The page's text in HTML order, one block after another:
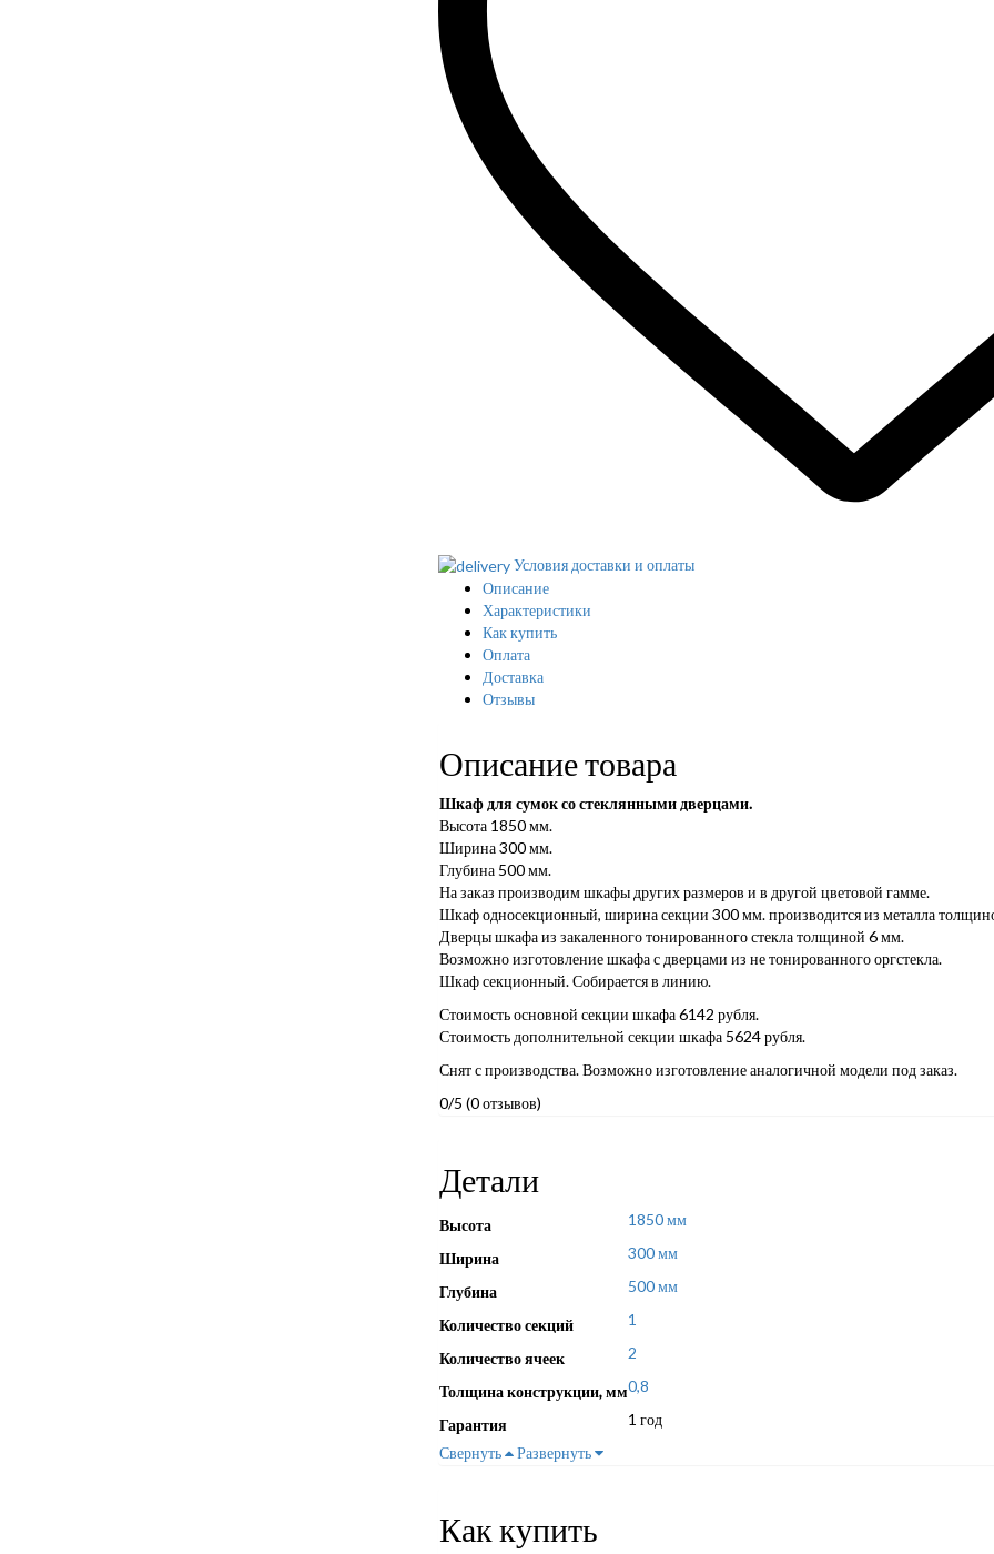
Условия доставки и оплаты
Описание
Характеристики
Как купить
Оплата
Доставка
Отзывы
Описание товара
Шкаф для сумок со стеклянными дверцами.
Высота 1850 мм.
Ширина 300 мм.
Глубина 500 мм.
На заказ производим шкафы других размеров и в другой цветовой гамме.
Шкаф односекционный, ширина секции 300 мм. производится из металла
Дверцы шкафа из закаленного тонированного стекла толщиной 6 мм.
Возможно изготовление шкафа с дверцами из не тонированного оргстекла.
Шкаф секционный. Собирается в линию.
Стоимость основной секции шкафа 6142 рубля.
Стоимость дополнительной секции шкафа 5624 рубля.
Снят с производства. Возможно изготовление аналогичной модели под заказ.
0/5 (0 отзывов)
Детали
Высота 1850 мм
Ширина 300 мм
Глубина 500 мм
Количество секций 1
Количество ячеек 2
Толщина конструкции, мм0,8
Гарантия
1 год
Свернуть
Развернуть
Как купить